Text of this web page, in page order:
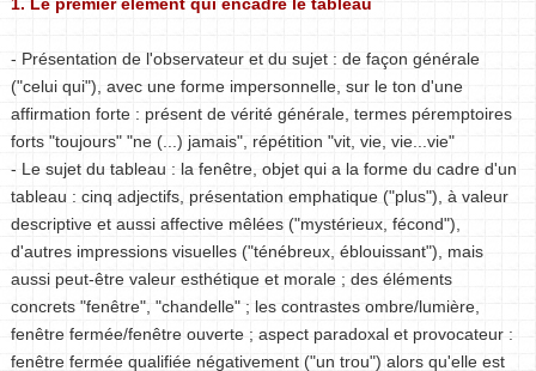
- Présentation de l'observateur et du sujet : de façon générale
("celui qui"), avec une forme impersonnelle, sur le ton d'une
affirmation forte : présent de vérité générale, termes péremptoires
forts "toujours" "ne (...) jamais", répétition "vit, vie, vie...vie"
- Le sujet du tableau : la fenêtre, objet qui a la forme du cadre d'un
tableau : cinq adjectifs, présentation emphatique ("plus"), à valeur
descriptive et aussi affective mêlées ("mystérieux, fécond"),
d'autres impressions visuelles ("ténébreux, éblouissant"), mais
aussi peut-être valeur esthétique et morale ; des éléments
concrets "fenêtre", "chandelle" ; les contrastes ombre/lumière,
fenêtre fermée/fenêtre ouverte ; aspect paradoxal et provocateur :
fenêtre fermée qualifiée négativement ("un trou") alors qu'elle est